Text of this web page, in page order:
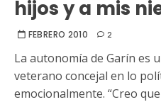
hijos y a mis
FEBRERO 2010 2
La autonomía de Garín es
veterano concejal en lo
emocionalmente. “Creo